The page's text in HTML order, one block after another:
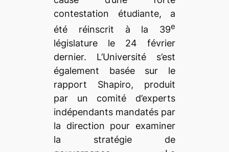
contestation étudiante, a
été réinscrit à la 39e
législature le 24 février
dernier. L’Université s’est
également basée sur le
rapport Shapiro, produit
par un comité d’experts
indépendants mandatés par
la direction pour examiner
la stratégie de